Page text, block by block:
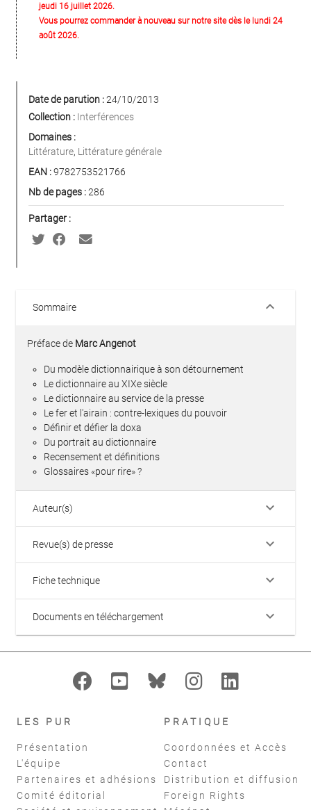
jeudi 16 juillet 2026.
Vous pourrez commander à nouveau sur notre site dès le lundi 24
août 2026.
Date de parution :24/10/2013
Collection : Interférences
Domaines :
Littérature, Littérature générale
EAN :9782753521766
Nb de pages :286
Partager :
Sommaire keyboard_arrow_down
Préface de Marc Angenot
Du modèle dictionnairique à son détournement
Le dictionnaire au XIXe siècle
Le dictionnaire au service de la presse
Le fer et l'airain : contre-lexiques du pouvoir
Définir et défier la doxa
Du portrait au dictionnaire
Recensement et définitions
Glossaires «pour rire» ?
Auteur(s) keyboard_arrow_down
Revue(s) de presse keyboard_arrow_down
Fiche technique keyboard_arrow_down
Documents en téléchargement keyboard_arrow_down
LES PUR
Présentation
L'équipe
Partenaires et adhésions
Comité éditorial
PRATIQUE
Coordonnées et Accès
Contact
Distribution et diffusion
Foreign Rights